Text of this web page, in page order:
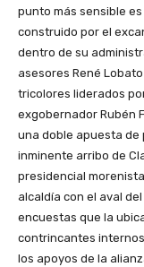
punto más sensible
construido por el
dentro de su
asesores René
tricolores liderados
exgobernador Rubén
una doble apuesta de
inminente arribo de
presidencial
alcaldía con el aval
encuestas que la
contrincantes
los apoyos de la